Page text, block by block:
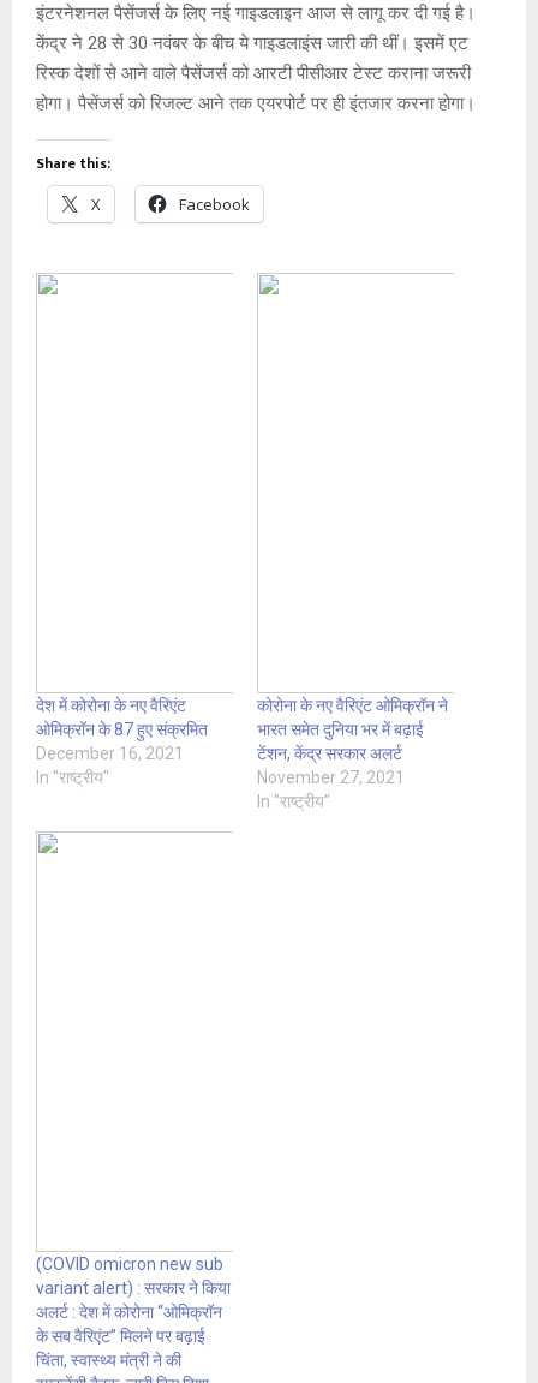
इंटरनेशनल पैसेंजर्स के लिए नई गाइडलाइन आज से लागू कर दी गई है।
केंद्र ने 28 से 30 नवंबर के बीच ये गाइडलाइंस जारी की थीं। इसमें एट
रिस्क देशों से आने वाले पैसेंजर्स को आरटी पीसीआर टेस्ट कराना जरूरी
होगा। पैसेंजर्स को रिजल्ट आने तक एयरपोर्ट पर ही इंतजार करना होगा।
Share this:
X Facebook
देश में कोरोना के नए वैरिएंट
ओमिक्रॉन के 87 हुए संक्रमित
December 16, 2021
In "राष्ट्रीय"
कोरोना के नए वैरिएंट ओमिक्रॉन ने
भारत समेत दुनिया भर में बढ़ाई
टेंशन, केंद्र सरकार अलर्ट
November 27, 2021
In "राष्ट्रीय"
(COVID omicron new sub
variant alert) : सरकार ने किया
अलर्ट : देश में कोरोना “ओमिक्रॉन
के सब वैरिएंट” मिलने पर बढ़ाई
चिंता, स्वास्थ्य मंत्री ने की